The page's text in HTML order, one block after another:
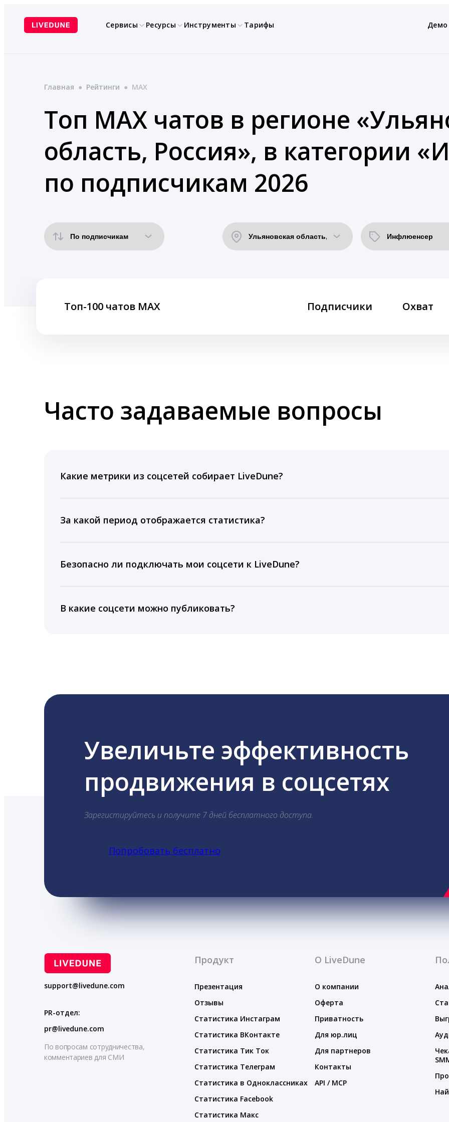
содержимому
Сервисы Ресурсы Инструменты Тарифы Демо
Главная ● Рейтинги ● MAX
Топ MAX чатов в регионе
область, Россия», в категории
по подписчикам 2026
Топ-100 чатов MAX Подписчики Охват
Часто задаваемые вопросы
Какие метрики из соцсетей собирает LiveDune?
время для публикации, показываем лучшие посты и присылаем автоматические отчеты с
За какой период отображается статистика?
подключении тарифа Блогер. При оплате тарифа Бизнес отображаются сведения за 3 года, а
5 лет.
Безопасно ли подключать мои соцсети к LiveDune?
информацию третьим лицам.
В какие соцсети можно публиковать?
Увеличьте эффективность
продвижения в соцсетях
Зарегистируйтесь и получите 7 дней бесплатного доступа.
Попробовать бесплатно
support@livedune.com
PR-отдел:
pr@livedune.com
По вопросам сотрудничества,
комментариев для СМИ
Продукт
Презентация
Отзывы
Статистика Инстаграм
Статистика ВКонтакте
Статистика Тик Ток
Статистика Телеграм
Статистика в Одноклассниках
Статистика Facebook
Статистика Макс
О LiveDune
О компании
Оферта
Приватность
Для юр.лиц
Для партнеров
Контакты
API / MCP